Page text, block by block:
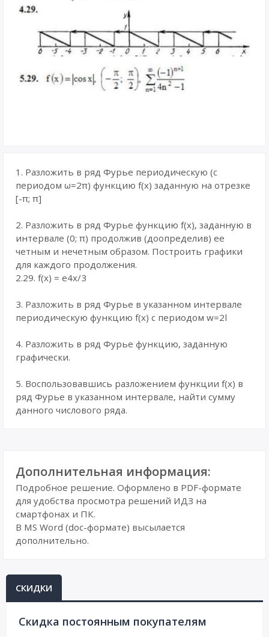
1. Разложить в ряд Фурье периодическую (с
периодом ω=2π) функцию f(x) заданную на отрезке
[-π; π]
2. Разложить в ряд Фурье функцию f(x), заданную в
интервале (0; π) продолжив (доопределив) ее
четным и нечетным образом. Построить графики
для каждого продолжения.
2.29. f(x) = e4x/3
3. Разложить в ряд Фурье в указанном интервале
периодическую функцию f(x) с периодом w=2l
4. Разложить в ряд Фурье функцию, заданную
графически.
5. Воспользовавшись разложением функции f(x) в
ряд Фурье в указанном интервале, найти сумму
данного числового ряда.
Дополнительная информация:
Подробное решение. Оформлено в PDF-формате
для удобства просмотра решений ИДЗ на
смартфонах и ПК.
В MS Word (doc-формате) высылается
дополнительно.
СКИДКИ
Cкидка постоянным покупателям